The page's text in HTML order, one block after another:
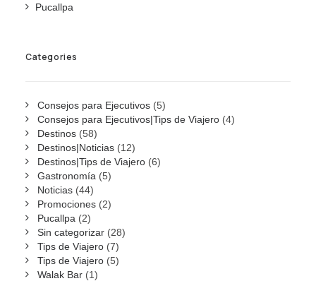
Pucallpa
Categories
Consejos para Ejecutivos (5)
Consejos para Ejecutivos|Tips de Viajero (4)
Destinos (58)
Destinos|Noticias (12)
Destinos|Tips de Viajero (6)
Gastronomía (5)
Noticias (44)
Promociones (2)
Pucallpa (2)
Sin categorizar (28)
Tips de Viajero (7)
Tips de Viajero (5)
Walak Bar (1)